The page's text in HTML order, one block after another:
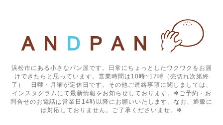
浜松市にある小さなパン屋です。日常にちょっとしたワクワクをお届
けできたらと思っています。営業時間は10時~17時（売切れ次第終
了） 日曜・月曜が定休日です。その他ご連絡事項に関しましては、
インスタグラムにて最新情報をお知らせしております。✻ご予約・お
問合せのお電話は営業日14時以降にお願いいたします。なお、通販に
は対応しておりません。ご了承くださいませ。✻